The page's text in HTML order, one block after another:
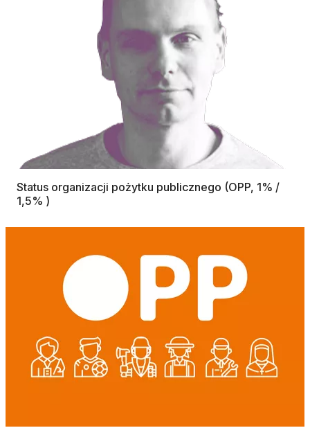
Status organizacji pożytku publicznego (OPP, 1% /
1,5% )